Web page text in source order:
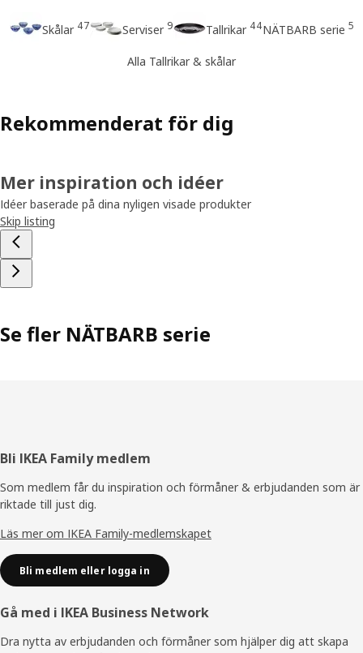
Skålar 47 Serviser 9 Tallrikar 44NÄTBARB serie 5
Alla Tallrikar & skålar
Rekommenderat för dig
Mer inspiration och idéer
Idéer baserade på dina nyligen visade produkter
Skip listing
Se fler NÄTBARB serie
Sidfot
Bli IKEA Family medlem
Som medlem får du inspiration och förmåner & erbjudanden som är
riktade till just dig.
Läs mer om IKEA Family-medlemskapet
Bli medlem eller logga in
Gå med i IKEA Business Network
Dra nytta av erbjudanden och förmåner som hjälper dig att skapa